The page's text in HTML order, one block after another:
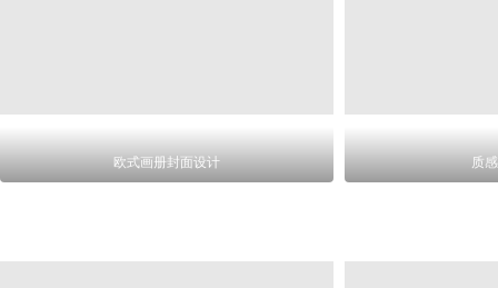
欧式画册封面设计 质